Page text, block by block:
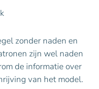
zonder naden en
zijn wel naden
de informatie over
van het model.